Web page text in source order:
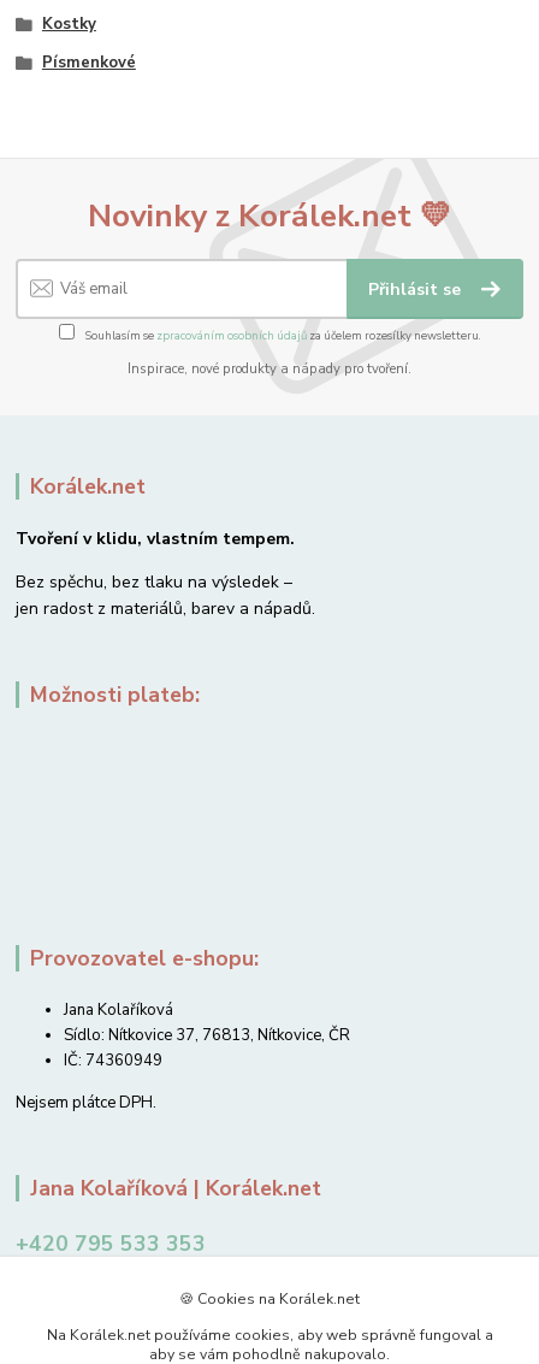
Kostky
Písmenkové
Novinky z Korálek.net 💛
Přihlásit se
Souhlasím se zpracováním osobních údajůza účelem rozesílky newsletteru.
Inspirace, nové produkty a nápady pro tvoření.
Korálek.net
Tvoření v klidu, vlastním tempem.
Bez spěchu, bez tlaku na výsledek –
jen radost z materiálů, barev a nápadů.
Možnosti plateb:
Provozovatel e-shopu:
Jana Kolaříková
Sídlo: Nítkovice 37, 76813, Nítkovice, ČR
IČ: 74360949
Nejsem plátce DPH.
Jana Kolaříková | Korálek.net
+420 795 533 353
🍪 Cookies na Korálek.net
Na Korálek.net používáme cookies, aby web správně fungoval a
aby se vám pohodlně nakupovalo.